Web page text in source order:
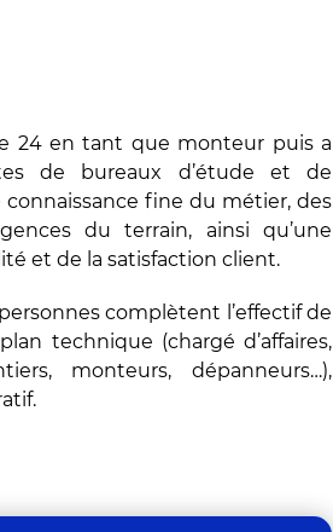
24 en tant que monteur puis a
de bureaux d’étude et de
connaissance fine du métier, des
du terrain, ainsi qu’une
et de la satisfaction client.
complètent l’effectif de
technique (chargé d’affaires,
monteurs, dépanneurs…),